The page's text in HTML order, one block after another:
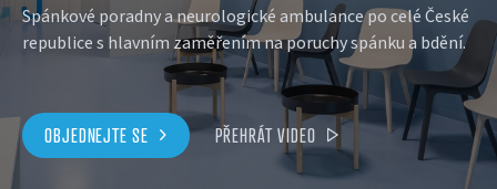
Spánkové poradny a neurologické ambulance po celé České
republice s hlavním zaměřením na poruchy spánku a bdění.
OBJEDNEJTE SE PŘEHRÁT VIDEO